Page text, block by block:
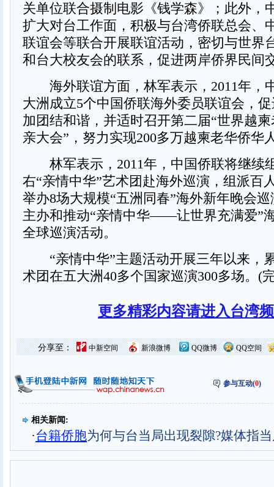
关单位联合摄制电影《钱学森》；此外，
扩大对台工作面，积极与台湾侨联总会、
联谊会等联合开展联谊活动，密切与世界
和台大校友会的联系，促进两岸侨界民间
海外联谊方面，林军表示，2011年，
大洲成立5个中国侨联海外委员联谊会，
加团结和谐，并适时召开第二届“世界越
亲大会”，努力实现200多万越柬老华侨华
林军表示，2011年，中国侨联将继续
右“亲情中华”艺术团赴海外巡演，组派百
举办8场大规模“五洲同春”海外新年晚会
主办和推动“亲情中华——让世界充满爱”
全球巡演活动。
“亲情中华”主题活动开展三年以来，
术团在五大洲40多个国家巡演300多场。(
更多精彩内容请进入台湾
QQ空间
QQ微博
新浪微博
中新空间
分享至：
参与互动(0)
相关新闻:
·台籍侨胞为何与台当局出现裂隙?媒体指